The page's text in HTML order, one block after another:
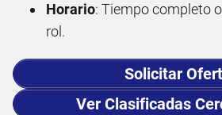
Horario: Tiempo completo
rol.
Solicitar
Ver Clasificadas